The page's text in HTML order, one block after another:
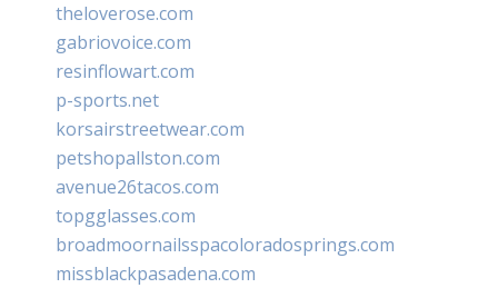
theloverose.com
gabriovoice.com
resinflowart.com
p-sports.net
korsairstreetwear.com
petshopallston.com
avenue26tacos.com
topgglasses.com
broadmoornailsspacoloradosprings.com
missblackpasadena.com